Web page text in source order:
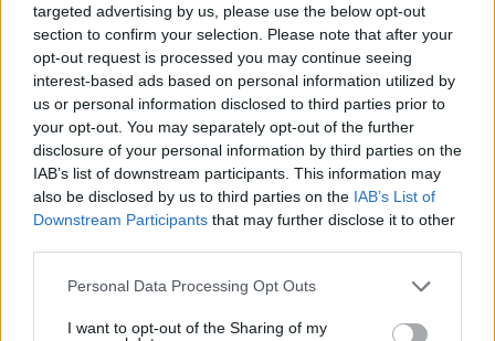
targeted advertising by us, please use the below opt-out
section to confirm your selection. Please note that after your
opt-out request is processed you may continue seeing
interest-based ads based on personal information utilized by
us or personal information disclosed to third parties prior to
your opt-out. You may separately opt-out of the further
disclosure of your personal information by third parties on the
IAB’s list of downstream participants. This information may
also be disclosed by us to third parties on the IAB’s List of
Downstream Participants that may further disclose it to other
Please note that this website/app uses one or more Google
not limited to your visit or usage behaviour. You may click to
Personal Data Processing Opt Outs
I want to opt-out of the Sharing of my
Την ίδια χρονική στιγμή με απόφαση της
Ολομέλειας του Αρείου Πάγου η Αντωνία Ηλία
απολύθηκε οριστικά από το δικαστικό σώμα.
Ο δικαστής με τη μεζούρα
Ιστορική έχει παραμείνει η περίπτωση του
προέδρου Πρωτοδικών Ευάγγελου Καλούση,
παραδικαστικό κύκλωμα ήταν αντιμέτωπος και
με «ροζ» ιστορίες. Ο Ευάγγελος Καλούσης είχε